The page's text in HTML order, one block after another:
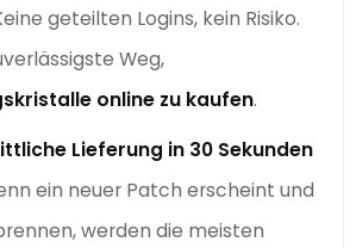
geteilten Logins, kein Risiko.
Weg,
online zu kaufen.
Lieferung in 30 Sekunden
ein neuer Patch erscheint und
werden die meisten